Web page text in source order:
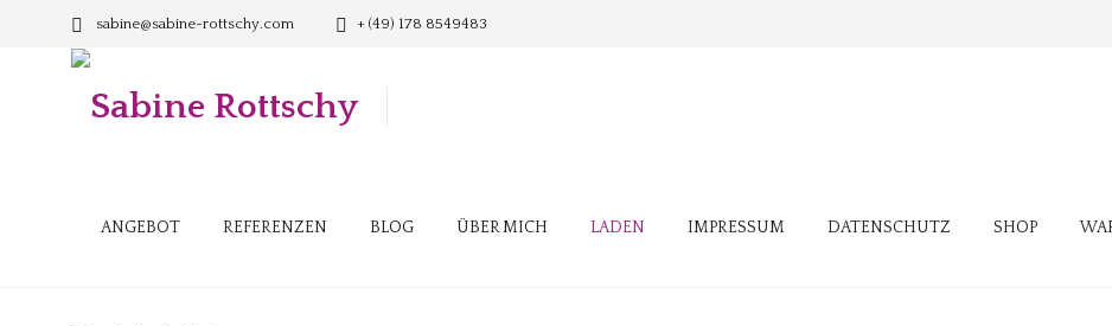
sabine@sabine-rottschy.com + (49) 178 8549483
ANGEBOT REFERENZEN BLOG ÜBER MICH LADEN IMPRESSUM DATENSCHUTZ SHOP